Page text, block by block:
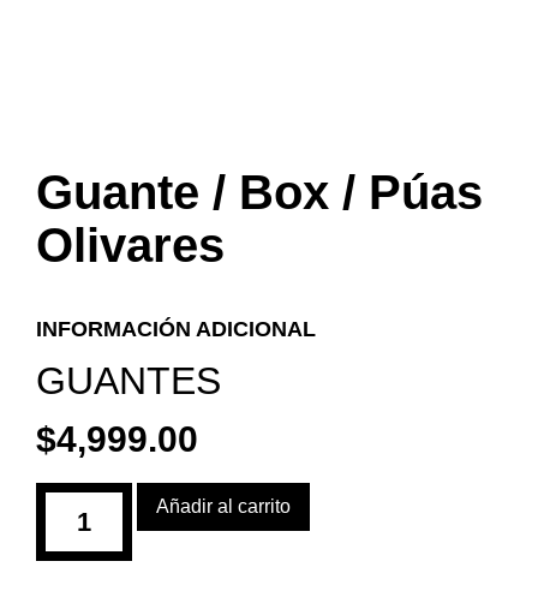
Guante / Box / Púas
Olivares
INFORMACIÓN ADICIONAL
GUANTES
$4,999.00
Añadir al carrito